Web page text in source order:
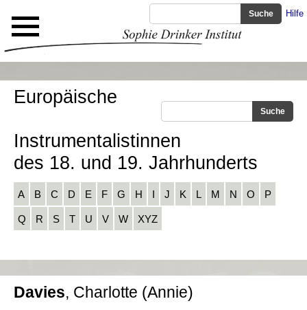
Hilfe
Europäische
Instrumentalistinnen
des 18. und 19. Jahrhunderts
A B C D E F G H I J K L M N O P
Q R S T U V W XYZ
Davies, Charlotte (Annie)